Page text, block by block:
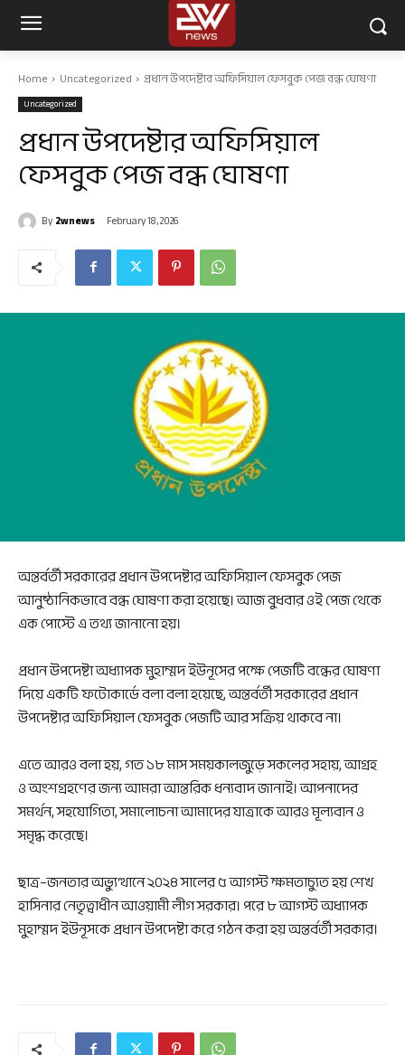
Home Uncategorized প্রধান উপদেষ্টার অফিসিয়াল ফেসবুক পেজ বন্ধ ঘোষণা
Uncategorized
প্রধান উপদেষ্টার অফিসিয়াল
ফেসবুক পেজ বন্ধ ঘোষণা
By2wnews February 18, 2026
অন্তর্বর্তী সরকারের প্রধান উপদেষ্টার অফিসিয়াল ফেসবুক পেজ
আনুষ্ঠানিকভাবে বন্ধ ঘোষণা করা হয়েছে। আজ বুধবার ওই পেজ থেকে
এক পোস্টে এ তথ্য জানানো হয়।
প্রধান উপদেষ্টা অধ্যাপক মুহাম্মদ ইউনূসের পক্ষে পেজটি বন্ধের ঘোষণা
দিয়ে একটি ফটোকার্ডে বলা বলা হয়েছে, অন্তর্বর্তী সরকারের প্রধান
উপদেষ্টার অফিসিয়াল ফেসবুক পেজটি আর সক্রিয় থাকবে না।
এতে আরও বলা হয়, গত ১৮ মাস সময়কালজুড়ে সকলের সহায়, আগ্রহ
ও অংশগ্রহণের জন্য আমরা আন্তরিক ধন্যবাদ জানাই। আপনাদের
সমর্থন, সহযোগিতা, সমালোচনা আমাদের যাত্রাকে আরও মূল্যবান ও
সমৃদ্ধ করেছে।
ছাত্র–জনতার অভ্যুত্থানে ২০২৪ সালের ৫ আগস্ট ক্ষমতাচ্যুত হয় শেখ
হাসিনার নেতৃত্বাধীন আওয়ামী লীগ সরকার। পরে ৮ আগস্ট অধ্যাপক
মুহাম্মদ ইউনূসকে প্রধান উপদেষ্টা করে গঠন করা হয় অন্তর্বর্তী সরকার।